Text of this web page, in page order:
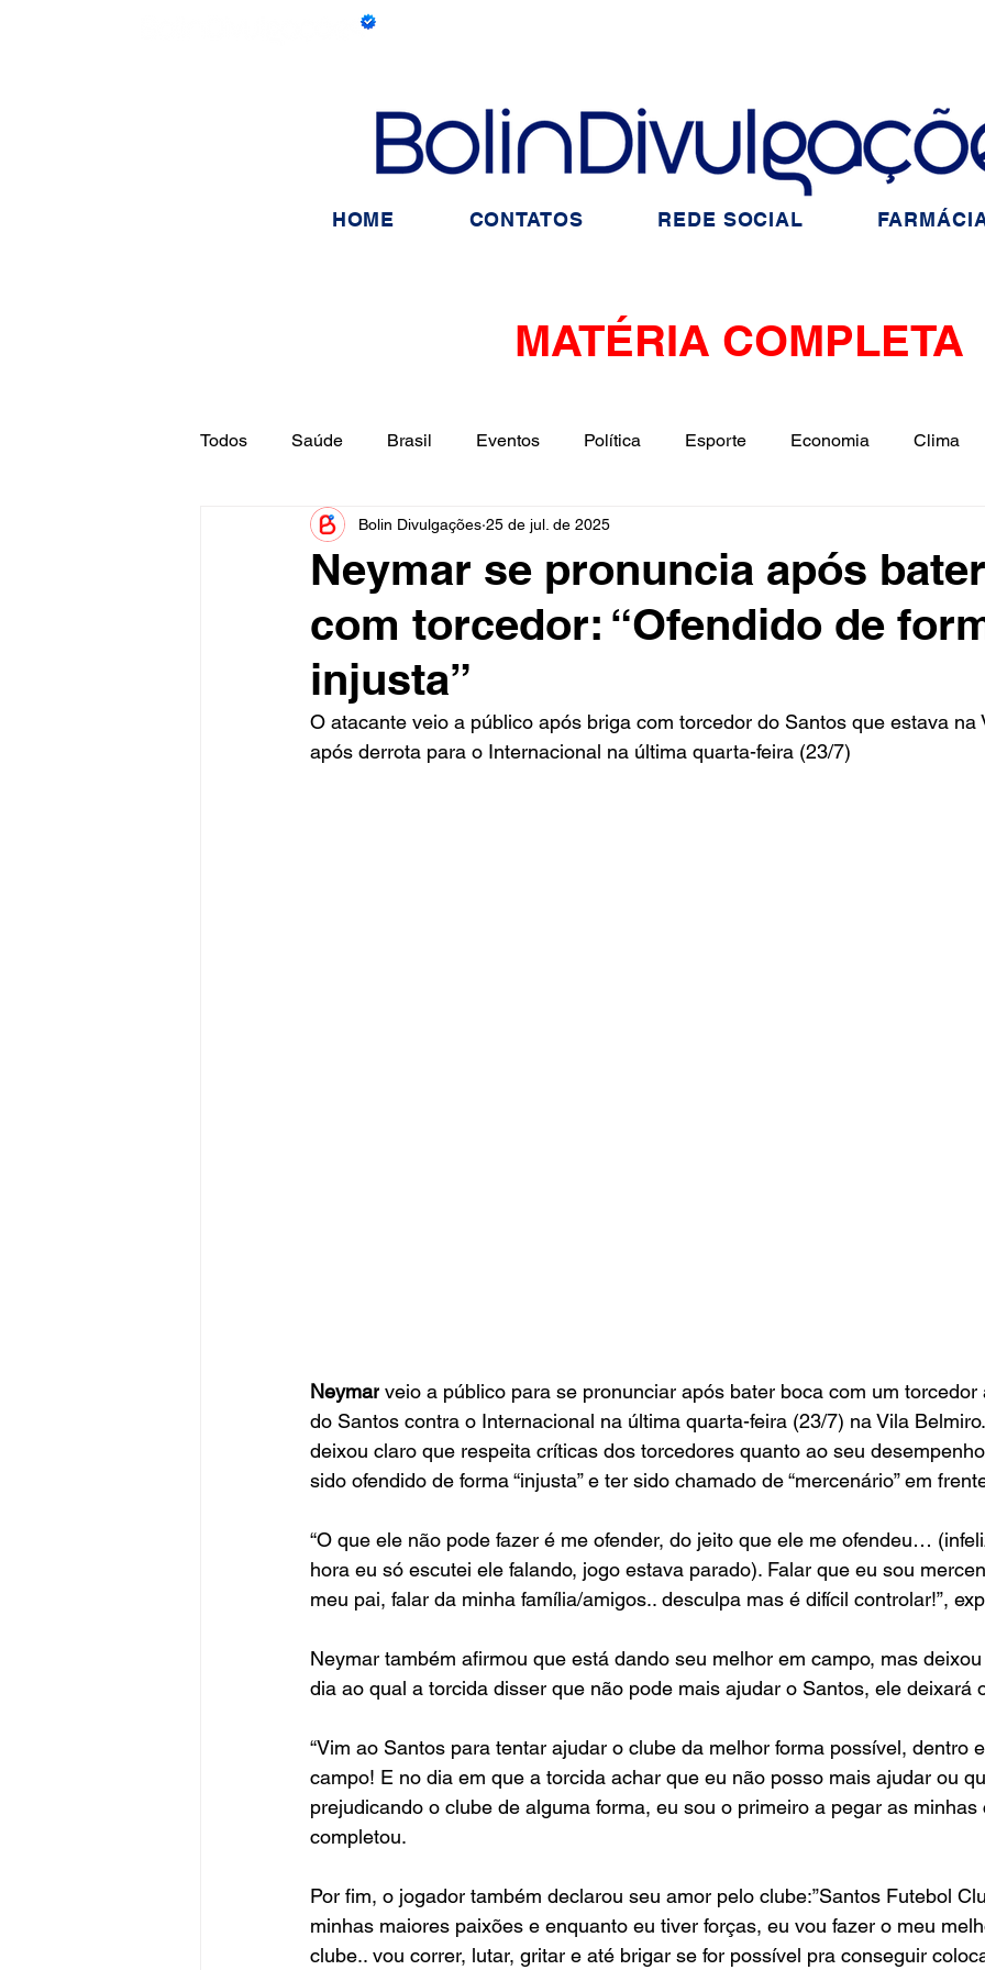
MATÉRIA COMPLETA
Todos Saúde Brasil Eventos Política Esporte Economia Clima
Informe Publicitário Judiciário Cidades
Tecnologia Educação Influencer Luto Artista Seleção
Nota de Esclarecimento
Neymar se pronuncia após
com torcedor: “Ofendido de
injusta”
Bolin Divulgações 25 de jul. de 2025
O atacante veio a público após briga com torcedor do Santos que estava na
após derrota para o Internacional na última quarta-feira (23/7)
Neymar veio a público para se pronunciar após bater boca com um torcedor
do Santos contra o Internacional na última quarta-feira (23/7) na Vila
deixou claro que respeita críticas dos torcedores quanto ao seu
sido ofendido de forma “injusta” e ter sido chamado de “mercenário” em
“O que ele não pode fazer é me ofender, do jeito que ele me ofendeu…
hora eu só escutei ele falando, jogo estava parado). Falar que eu sou
meu pai, falar da minha família/amigos.. desculpa mas é difícil controlar!”,
Neymar também afirmou que está dando seu melhor em campo, mas
dia ao qual a torcida disser que não pode mais ajudar o Santos, ele deixará
“Vim ao Santos para tentar ajudar o clube da melhor forma possível, dentro
campo! E no dia em que a torcida achar que eu não posso mais ajudar ou
prejudicando o clube de alguma forma, eu sou o primeiro a pegar as minhas
completou.
Por fim, o jogador também declarou seu amor pelo clube:”Santos Futebol
minhas maiores paixões e enquanto eu tiver forças, eu vou fazer o meu
clube.. vou correr, lutar, gritar e até brigar se for possível pra conseguir
HOME CONTATOS REDE SOCIAL